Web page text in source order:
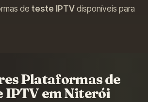
de teste IPTV disponíveis para
Plataformas de
IPTV emNiterói